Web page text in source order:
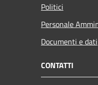
Politici
Personale
Documenti e dati
CONTATTI